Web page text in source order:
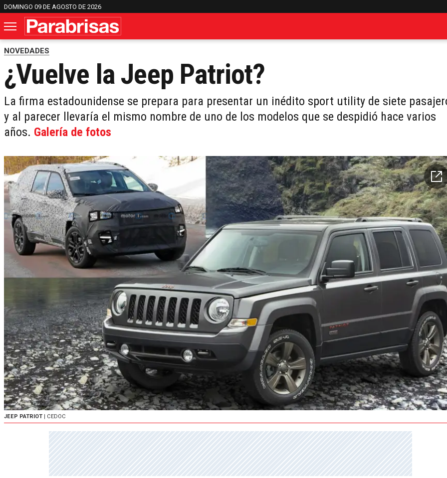
DOMINGO 09 DE AGOSTO DE 2026
NOVEDADES
¿Vuelve la Jeep Patriot?
La firma estadounidense se prepara para presentar un inédito sport utility de siete
y al parecer llevaría el mismo nombre de uno de los modelos que se despidió hace varios
años. Galería de fotos
JEEP PATRIOT | CEDOC